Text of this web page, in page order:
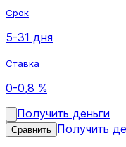
Срок
5-31 дня
Ставка
0-0,8 %
Получить деньги
Сравнить Получить